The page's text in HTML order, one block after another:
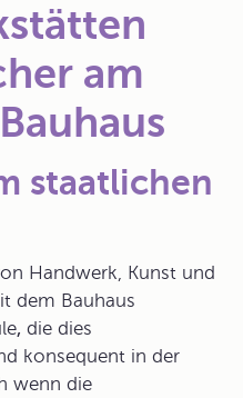
am
staatlichen
Handwerk, Kunst und
dem Bauhaus
, die dies
konsequent in der
wenn die